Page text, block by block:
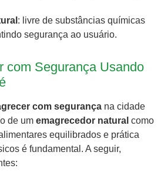
: livre de substâncias químicas
segurança ao usuário.
com Segurança Usando
com segurança na cidade
de um emagrecedor natural como
equilibrados e prática
é fundamental. A seguir,